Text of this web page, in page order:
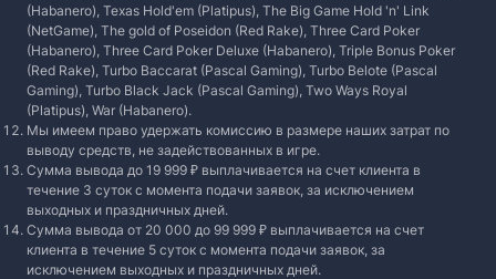
(Habanero), Texas Hold'em (Platipus), The Big Game Hold 'n' Link
(NetGame), The gold of Poseidon (Red Rake), Three Card Poker
(Habanero), Three Card Poker Deluxe (Habanero), Triple Bonus Poker
(Red Rake), Turbo Baccarat (Pascal Gaming), Turbo Belote (Pascal
Gaming), Turbo Black Jack (Pascal Gaming), Two Ways Royal
(Platipus), War (Habanero).
Мы имеем право удержать комиссию в размере наших затрат по
выводу средств, не задействованных в игре.
Сумма вывода до 19 999 ₽ выплачивается на счет клиента в
течение 3 суток с момента подачи заявок, за исключением
выходных и праздничных дней.
Сумма вывода от 20 000 до 99 999 ₽ выплачивается на счет
клиента в течение 5 суток с момента подачи заявок, за
исключением выходных и праздничных дней.